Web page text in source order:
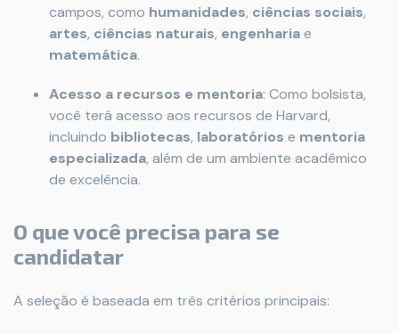
campos, como humanidades, ciências sociais,
artes, ciências naturais, engenhariae
matemática.
Acesso a recursos e mentoria: Como bolsista,
você terá acesso aos recursos de Harvard,
incluindo bibliotecas, laboratórios e mentoria
especializada, além de um ambiente acadêmico
de excelência.
O que você precisa para se
candidatar
A seleção é baseada em três critérios principais: